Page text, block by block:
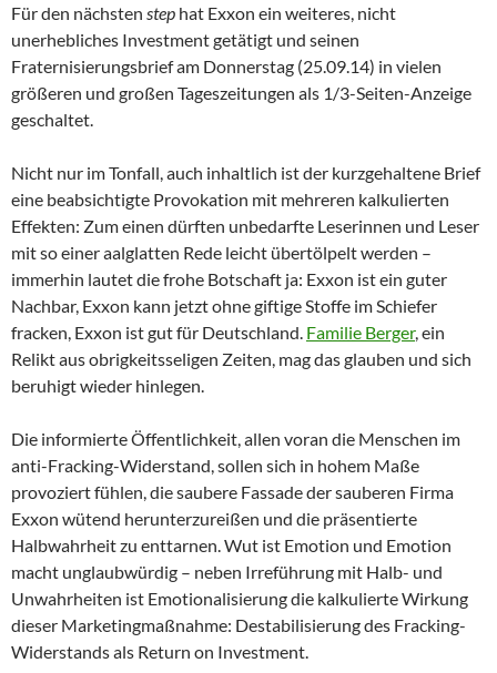
Für den nächsten step hat Exxon ein weiteres, nicht
unerhebliches Investment getätigt und seinen
Fraternisierungsbrief am Donnerstag (25.09.14) in vielen
größeren und großen Tageszeitungen als 1/3-Seiten-Anzeige
geschaltet.
Nicht nur im Tonfall, auch inhaltlich ist der kurzgehaltene Brief
eine beabsichtigte Provokation mit mehreren kalkulierten
Effekten: Zum einen dürften unbedarfte Leserinnen und Leser
mit so einer aalglatten Rede leicht übertölpelt werden –
immerhin lautet die frohe Botschaft ja: Exxon ist ein guter
Nachbar, Exxon kann jetzt ohne giftige Stoffe im Schiefer
fracken, Exxon ist gut für Deutschland. Familie Berger, ein
Relikt aus obrigkeitsseligen Zeiten, mag das glauben und sich
beruhigt wieder hinlegen.
Die informierte Öffentlichkeit, allen voran die Menschen im
anti-Fracking-Widerstand, sollen sich in hohem Maße
provoziert fühlen, die saubere Fassade der sauberen Firma
Exxon wütend herunterzureißen und die präsentierte
Halbwahrheit zu enttarnen. Wut ist Emotion und Emotion
macht unglaubwürdig – neben Irreführung mit Halb- und
Unwahrheiten ist Emotionalisierung die kalkulierte Wirkung
dieser Marketingmaßnahme: Destabilisierung des Fracking-
Widerstands als Return on Investment.